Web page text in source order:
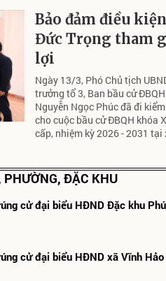
Bảo đảm điều
Đức Trọng tham
lợi
Ngày 13/3, Phó Chủ tịch
trưởng tổ 3, Ban bầu cử
Nguyễn Ngọc Phúc đã đi
cho cuộc bầu cử ĐBQH khóa
cấp, nhiệm kỳ 2026 - 2031 tại
ĐẶC KHU
cử đại biểu HĐND Đặc khu
cử đại biểu HĐND xã Vĩnh